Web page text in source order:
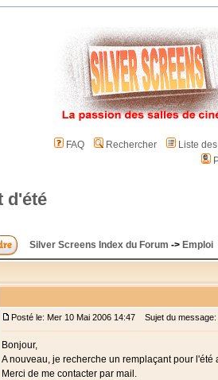
FAQ Rechercher
Liste
d'été
Silver Screens Index du Forum -> Emploi
Posté le: Mer 10 Mai 2006 14:47 Sujet du message:
Bonjour,
A nouveau, je recherche un remplaçant pour
Merci de me contacter par mail.